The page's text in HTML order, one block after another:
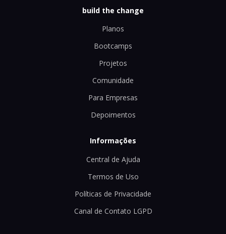
build the change
Planos
Bootcamps
Projetos
Comunidade
Para Empresas
Depoimentos
Informações
Central de Ajuda
Termos de Uso
Políticas de Privacidade
Canal de Contato LGPD